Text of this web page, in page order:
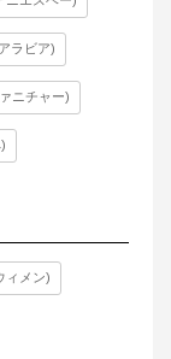
ラビア)
ニチャー)
ィメン)